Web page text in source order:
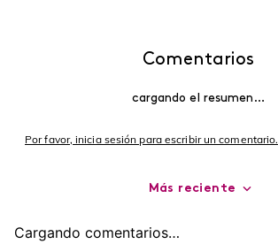
Comentarios
cargando el resumen…
Por favor, inicia sesión para escribir un comentario.
Más reciente
Cargando comentarios…